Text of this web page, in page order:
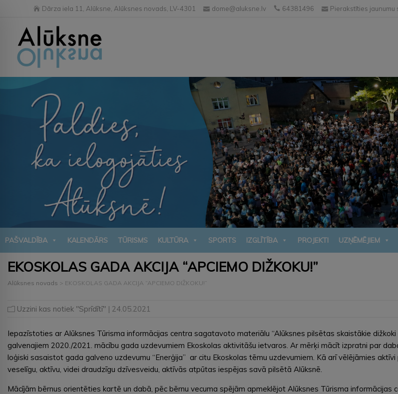
Dārza iela 11, Alūksne, Alūksnes novads, LV-4301 dome@aluksne.lv 64381496 Pierakstīties jaunumu
PAŠVALDĪBA KALENDĀRS TŪRISMS KULTŪRA SPORTS IZGLĪTĪBA PROJEKTI UZŅĒMĒJIEM
EKOSKOLAS GADA AKCIJA “APCIEMO DIŽKOKU!”
Alūksnes novads > EKOSKOLAS GADA AKCIJA “APCIEMO DIŽKOKU!”
Uzzini kas notiek "Sprīdītī" | 24.05.2021
Iepazīstoties ar Alūksnes Tūrisma informācijas centra sagatavoto materiālu “Alūksnes pilsētas skaistākie
galvenajiem 2020./2021. mācību gada uzdevumiem Ekoskolas aktivitāšu ietvaros. Ar mērķi mācīt izpratni par
loģiski sasaistot gada galveno uzdevumu “Enerģija” ar citu Ekoskolas tēmu uzdevumiem. Kā arī vēlējāmies
veselīgu, aktīvu, videi draudzīgu dzīvesveidu, aktīvās atpūtas iespējas savā pilsētā Alūksnē.
Mācījām bērnus orientēties kartē un dabā, pēc bērnu vecuma spējām apmeklējot Alūksnes Tūrisma